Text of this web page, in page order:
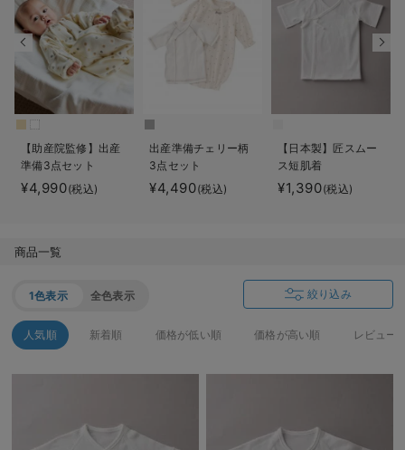
ファルスカ
デロンギ
入院準備の持ち物チェック
【助産院監修】出産
準備3点セット
¥4,990(税込)
出産準備チェリー柄
3点セット
¥4,490(税込)
【日本製】匠スムー
ス短肌着
¥1,390(税込)
商品一覧
1色表示 全色表示 絞り込み
人気順 新着順 価格が低い順 価格が高い順 レビュー